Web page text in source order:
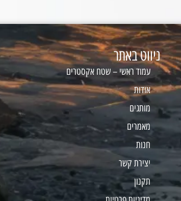
ניווט באתר
עמוד ראשי – שטח אקסטרים
אודות
מותגים
מאמרים
חנות
יצירת קשר
תקנון